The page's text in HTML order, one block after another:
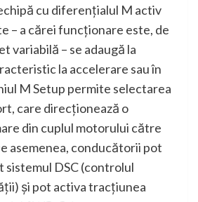
cu diferenţialul M activ
– a cărei funcţionare este, de
variabilă – se adaugă la
la accelerare sau în
M Setup permite selectarea
care direcţionează o
din cuplul motorului către
asemenea, conducătorii pot
sistemul DSC (controlul
şi pot activa tracţiunea